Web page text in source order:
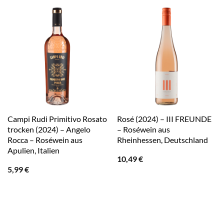
Campi Rudi Primitivo Rosato
trocken (2024) – Angelo
Rocca – Roséwein aus
Apulien, Italien
5,99€
Rosé (2024) – III FREUNDE
– Roséwein aus
Rheinhessen, Deutschland
10,49€